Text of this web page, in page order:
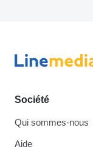
Société
Qui sommes-nous
Aide